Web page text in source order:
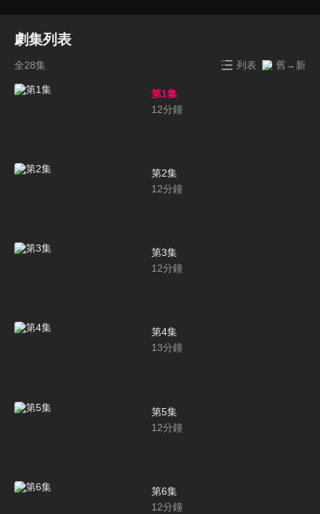
劇集列表
全28集 列表 舊→新
第1集
12分鐘
第2集
12分鐘
第3集
12分鐘
第4集
13分鐘
第5集
12分鐘
第6集
12分鐘